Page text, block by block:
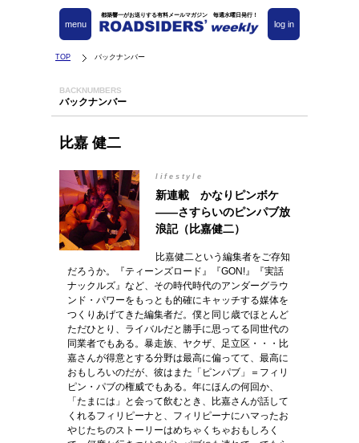
都築響一がお送りする有料メールマガジン 毎週水曜日発行！
log in
menu
TOP バックナンバー
BACKNUMBERS
バックナンバー
比嘉 健二
lifestyle
新連載 かなりピンボケ
――さすらいのピンパブ放
浪記（比嘉健二）
比嘉健二という編集者をご存知
だろうか。『ティーンズロード』『GON!』『実話
ナックルズ』など、その時代時代のアンダーグラウ
ンド・パワーをもっとも的確にキャッチする媒体を
つくりあげてきた編集者だ。僕と同じ歳でほとんど
ただひとり、ライバルだと勝手に思ってる同世代の
同業者でもある。暴走族、ヤクザ、足立区・・・比
嘉さんが得意とする分野は最高に偏ってて、最高に
おもしろいのだが、彼はまた「ピンパブ」＝フィリ
ピン・パブの権威でもある。年にほんの何回か、
「たまには」と会って飲むとき、比嘉さんが話して
くれるフィリピーナと、フィリピーナにハマったお
やじたちのストーリーはめちゃくちゃおもしろく